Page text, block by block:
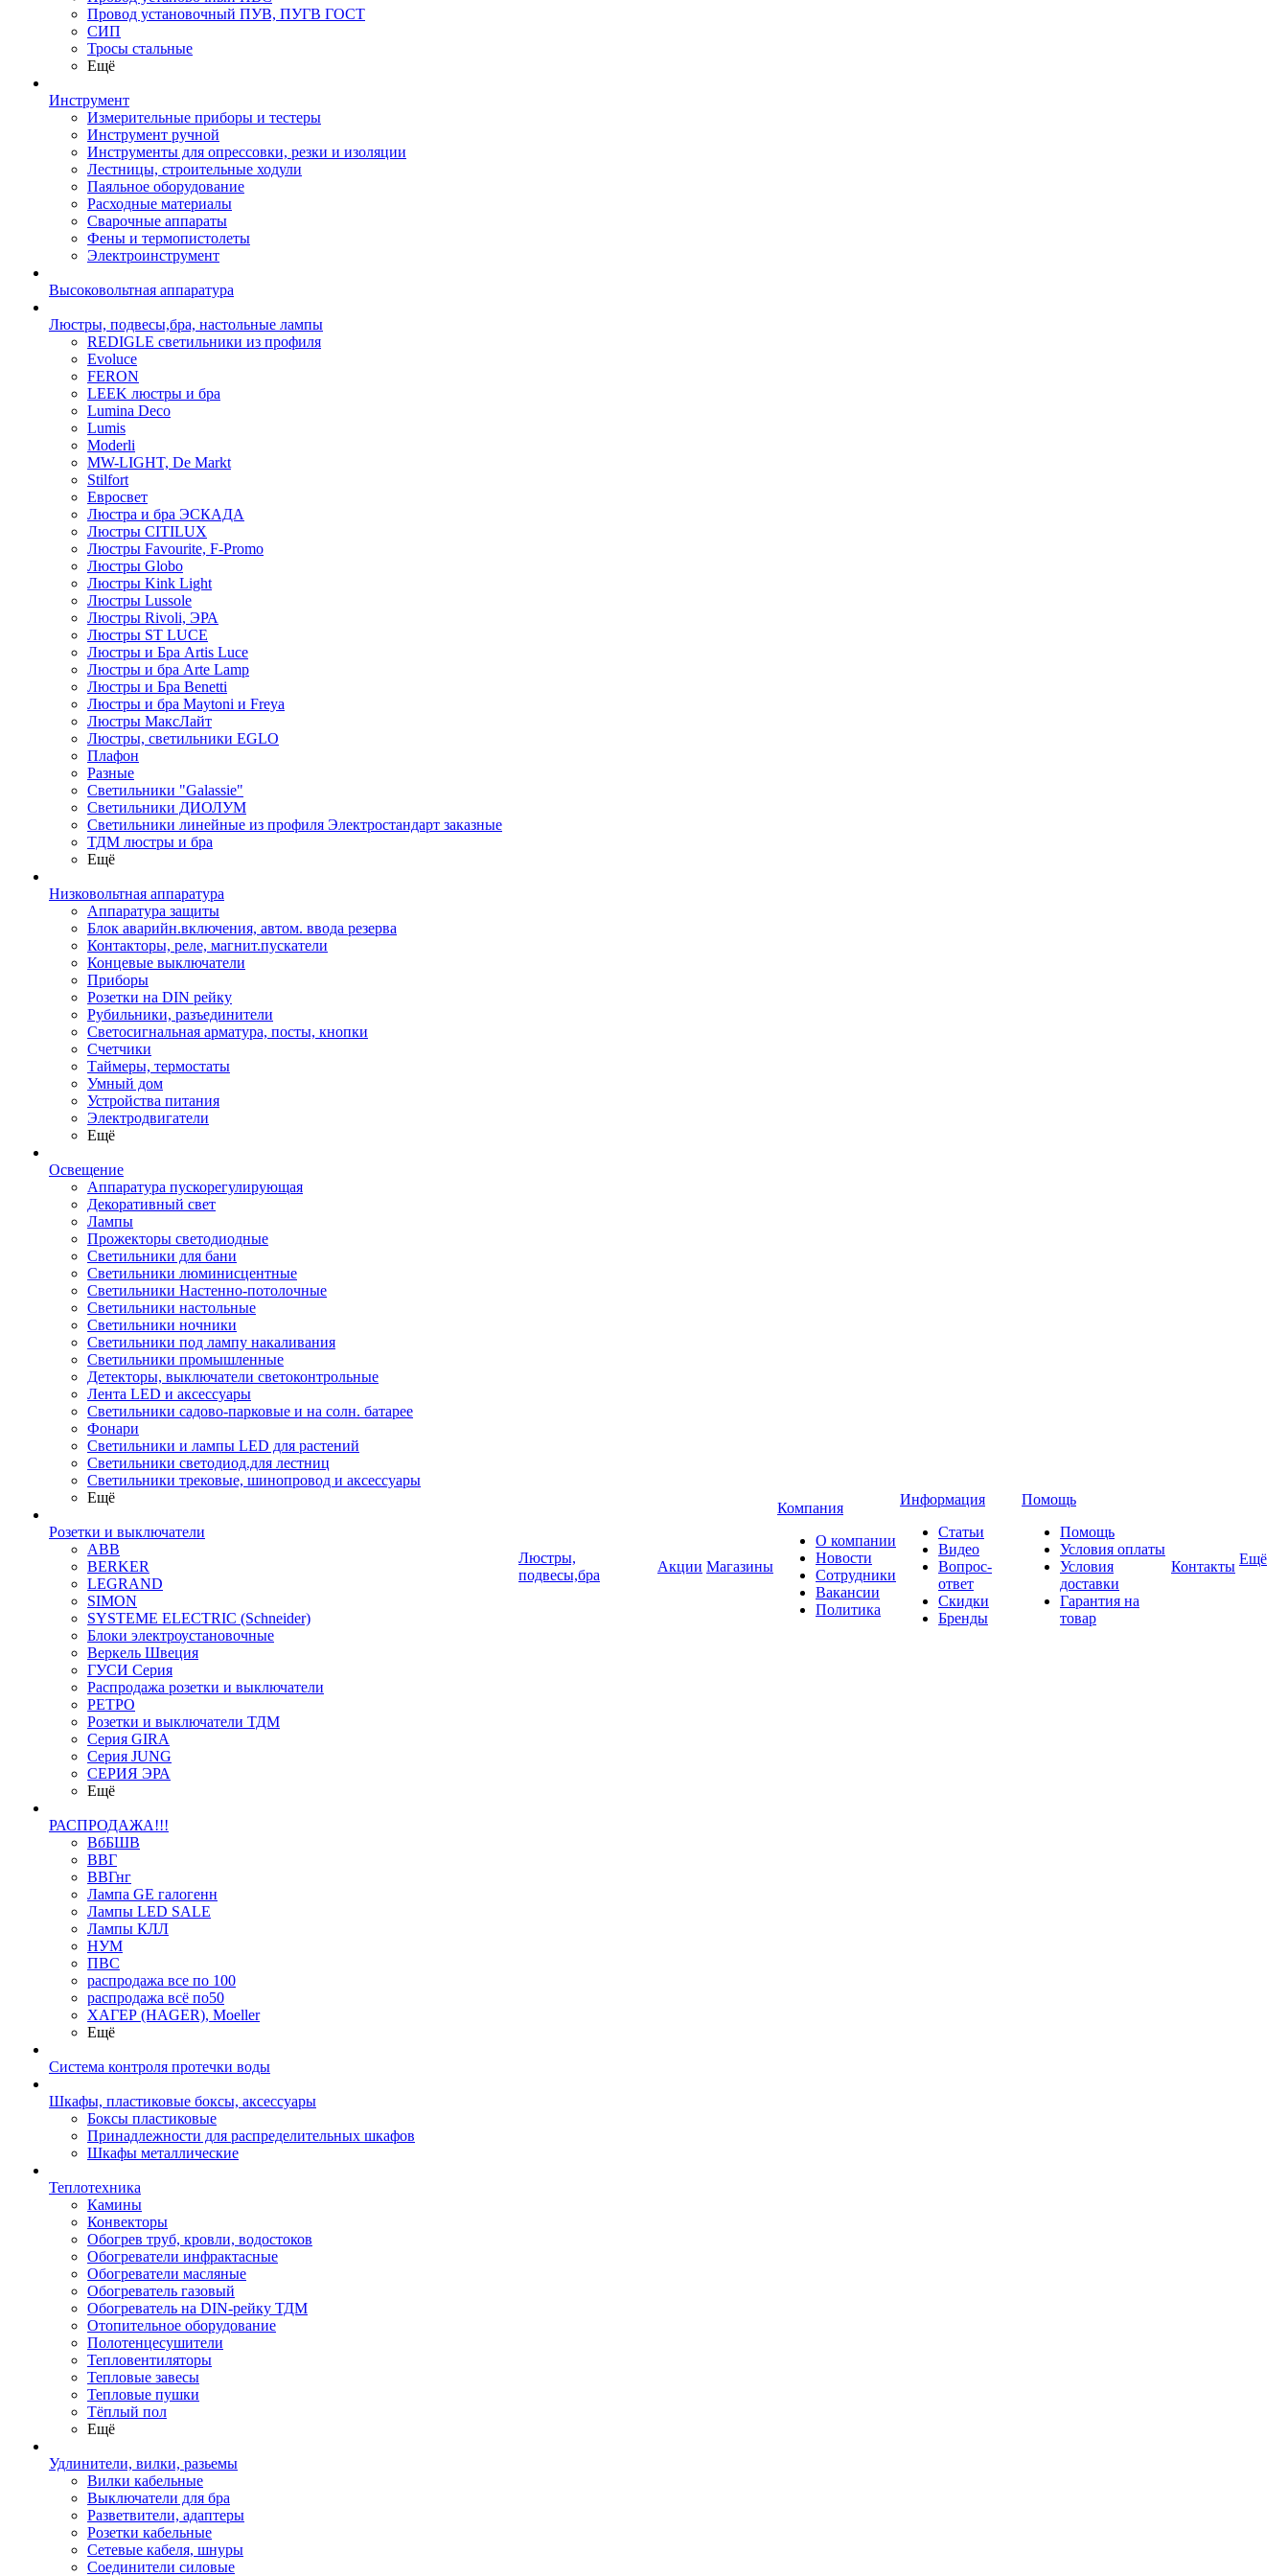
Провод установочный ПУВ, ПУГВ ГОСТ
СИП
Тросы стальные
Ещё
Инструмент
Измерительные приборы и тестеры
Инструмент ручной
Инструменты для опрессовки, резки и изоляции
Лестницы, строительные ходули
Паяльное оборудование
Расходные материалы
Сварочные аппараты
Фены и термопистолеты
Электроинструмент
Высоковольтная аппаратура
Люстры, подвесы,бра, настольные лампы
REDIGLE светильники из профиля
Evoluce
FERON
LEEK люстры и бра
Lumina Deco
Lumis
Moderli
MW-LIGHT, De Markt
Stilfort
Евросвет
Люстра и бра ЭСКАДА
Люстры CITILUX
Люстры Favourite, F-Promo
Люстры Globo
Люстры Kink Light
Люстры Lussole
Люстры Rivoli, ЭРА
Люстры ST LUCE
Люстры и Бра Artis Luce
Люстры и бра Arte Lamp
Люстры и Бра Benetti
Люстры и бра Maytoni и Freya
Люстры МаксЛайт
Люстры, светильники EGLO
Плафон
Разные
Светильники "Galassie"
Светильники ДИОЛУМ
Светильники линейные из профиля Электростандарт заказные
ТДМ люстры и бра
Ещё
Низковольтная аппаратура
Аппаратура защиты
Блок аварийн.включения, автом. ввода резерва
Контакторы, реле, магнит.пускатели
Концевые выключатели
Приборы
Розетки на DIN рейку
Рубильники, разъединители
Светосигнальная арматура, посты, кнопки
Счетчики
Таймеры, термостаты
Умный дом
Устройства питания
Электродвигатели
Ещё
Освещение
Аппаратура пускорегулирующая
Декоративный свет
Лампы
Прожекторы светодиодные
Светильники для бани
Светильники люминисцентные
Светильники Настенно-потолочные
Светильники настольные
Светильники ночники
Светильники под лампу накаливания
Светильники промышленные
Детекторы, выключатели светоконтрольные
Лента LED и аксессуары
Светильники садово-парковые и на солн. батарее
Фонари
Светильники и лампы LED для растений
Светильники светодиод.для лестниц
Светильники трековые, шинопровод и аксессуары
Ещё
Розетки и выключатели
ABB
BERKER
LEGRAND
SIMON
SYSTEME ELECTRIC (Schneider)
Блоки электроустановочные
Веркель Швеция
ГУСИ Серия
Распродажа розетки и выключатели
РЕТРО
Розетки и выключатели ТДМ
Серия GIRA
Серия JUNG
СЕРИЯ ЭРА
Ещё
РАСПРОДАЖА!!!
ВбБШВ
ВВГ
ВВГнг
Лампа GE галогенн
Лампы LED SALE
Лампы КЛЛ
НУМ
ПВС
распродажа все по 100
распродажа всё по50
ХАГЕР (HAGER), Moeller
Ещё
Система контроля протечки воды
Шкафы, пластиковые боксы, аксессуары
Боксы пластиковые
Принадлежности для распределительных шкафов
Шкафы металлические
Теплотехника
Камины
Конвекторы
Обогрев труб, кровли, водостоков
Обогреватели инфрактасные
Обогреватели масляные
Обогреватель газовый
Обогреватель на DIN-рейку ТДМ
Отопительное оборудование
Полотенцесушители
Тепловентиляторы
Тепловые завесы
Тепловые пушки
Тёплый пол
Ещё
Удлинители, вилки, разьемы
Вилки кабельные
Выключатели для бра
Разветвители, адаптеры
Розетки кабельные
Сетевые кабеля, шнуры
Соединители силовые
Люстры,
подвесы,бра
Акции Магазины
Компания
О компании
Новости
Сотрудники
Вакансии
Политика
Информация
Статьи
Видео
Вопрос-
ответ
Скидки
Бренды
Помощь
Помощь
Условия оплаты
Условия
доставки
Гарантия на
товар
Контакты Ещё